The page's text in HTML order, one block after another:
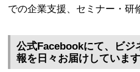
での企業支援、セミナー・研
公式Facebookにて、ビジ
報を日々お届けしています